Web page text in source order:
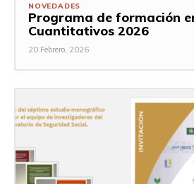
NOVEDADES
Programa de formación
Cuantitativos 2026
20 Febrero, 2026